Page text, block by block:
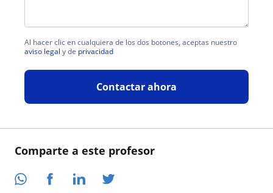
Comparte a este profesor
Al hacer clic en cualquiera de los dos botones, aceptas nuestro
aviso legal y de privacidad
Contactar ahora